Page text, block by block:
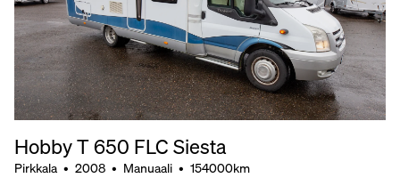
Hobby T 650 FLC Siesta
Pirkkala • 2008 • Manuaali • 154000km